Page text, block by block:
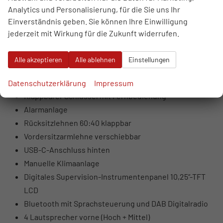
Abblendbarer Innenspiegel
Höhenverstellbarer Fahrersitz
Automatische Fensterheber vorne mit
Einklemmschutz
Zentralverriegelung während der Fahrt
Klappbarer Schlüssel mit Fernbedienung
Alarmanlage
Rücksitzlehnen 60:40 klappbar
Vordersitzarmlehne verschiebbar
USB-C-Anschluss hinten
Manuelle Klimaanlage
Digitales Supervision-Instrumentenpanel 10,25“-TFT
LCD
Bluetooth mit Sprachsteuerung und DAB Digitalradio
4 Lautsprecher vorne (Hoch + Mittel)
Analytics und Personalisierung, für die Sie uns Ihr
Einverständnis geben. Sie können Ihre Einwilligung
jederzeit mit Wirkung für die Zukunft widerrufen.
Alle akzeptieren Alle ablehnen Einstellungen
Datenschutzerklärung Impressum